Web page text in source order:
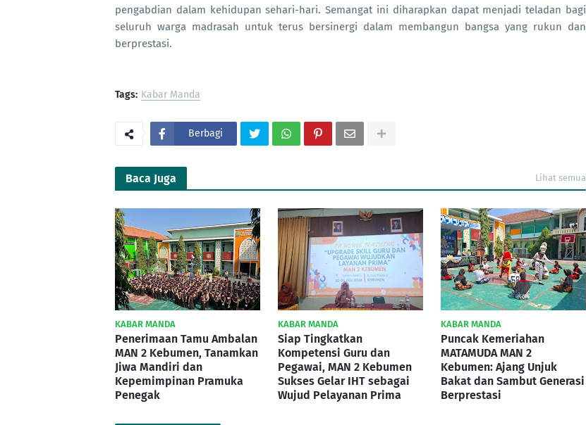
pengabdian dalam kehidupan sehari-hari. Semangat ini diharapkan dapat menjadi teladan bagi
seluruh warga madrasah untuk terus bersinergi dalam membangun bangsa yang rukun dan
berprestasi.
Tags: Kabar Manda
Berbagi
Baca Juga Lihat semua
KABAR MANDA
Penerimaan Tamu Ambalan
MAN 2 Kebumen, Tanamkan
Jiwa Mandiri dan
Kepemimpinan Pramuka
Penegak
KABAR MANDA
Siap Tingkatkan
Kompetensi Guru dan
Pegawai, MAN 2 Kebumen
Sukses Gelar IHT sebagai
Wujud Pelayanan Prima
KABAR MANDA
Puncak Kemeriahan
MATAMUDA MAN 2
Kebumen: Ajang Unjuk
Bakat dan Sambut Generasi
Berprestasi